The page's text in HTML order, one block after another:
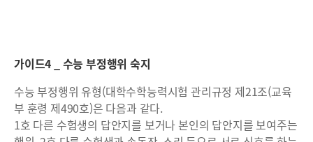
가이드4 _ 수능 부정행위 숙지
수능 부정행위 유형(대학수학능력시험 관리규정 제21조(교육
부 훈령 제490호)은 다음과 같다.
1호 다른 수험생의 답안지를 보거나 본인의 답안지를 보여주는